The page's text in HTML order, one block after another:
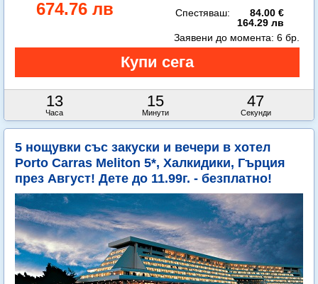
674.76 лв
Спестяваш:
84.00 €
164.29 лв
13
Часа
15
Минути
45
Секунди
Заявени до момента: 6 бр.
5 нощувки със закуски и вечери в хотел
Porto Carras Meliton 5*, Халкидики, Гърция
през Август! Дете до 11.99г. - безплатно!